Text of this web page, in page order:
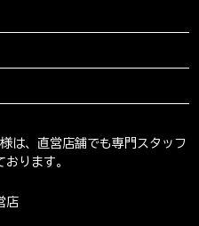
は、直営店舗でも専門スタッフ
おります。
店